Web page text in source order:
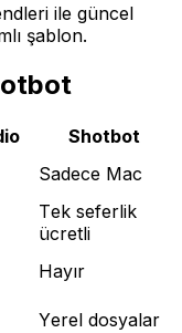
ile güncel
şablon.
Shotbot
Sadece Mac
Tek seferlik
ücretli
Hayır
Yerel dosyalar